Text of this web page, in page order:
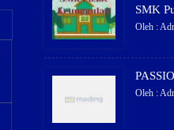
SMK
Oleh :
Oleh :